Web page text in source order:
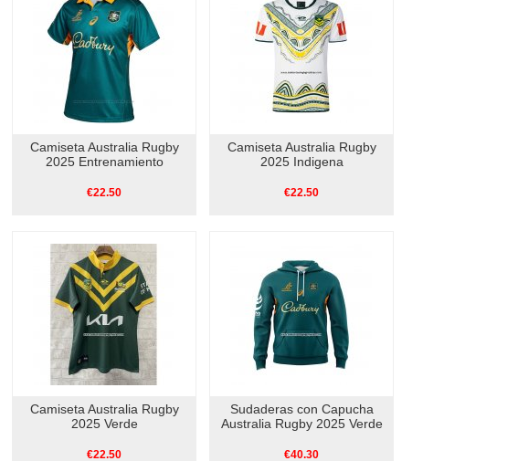
Camiseta Australia Rugby
2025 Entrenamiento
€22.50
Camiseta Australia Rugby
2025 Indigena
€22.50
Camiseta Australia Rugby
2025 Verde
€22.50
Sudaderas con Capucha
Australia Rugby 2025 Verde
€40.30